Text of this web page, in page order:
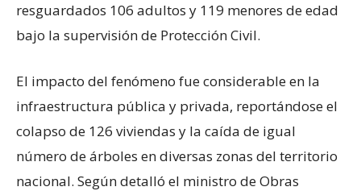
resguardados 106 adultos y 119 menores de edad
bajo la supervisión de Protección Civil.
​El impacto del fenómeno fue considerable en la
infraestructura pública y privada, reportándose el
colapso de 126 viviendas y la caída de igual
número de árboles en diversas zonas del territorio
nacional. Según detalló el ministro de Obras